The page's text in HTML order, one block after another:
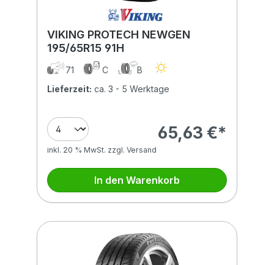
VIKING PROTECH NEWGEN
195/65R15 91H
71 C
B
Lieferzeit: ca. 3 - 5 Werktage
65,63 €*
inkl. 20 % MwSt. zzgl. Versand
In den Warenkorb